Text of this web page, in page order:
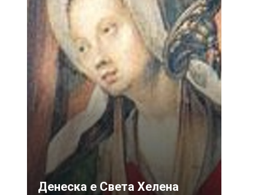
Денеска е Света Хелена